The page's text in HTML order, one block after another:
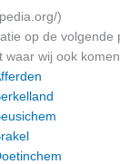
)
op de volgende
waar wij ook